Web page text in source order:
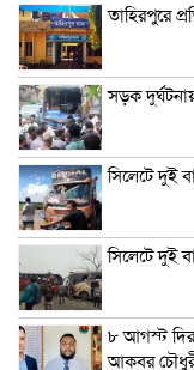
তাহিরপুরে
সড়ক
সিলেটে দুই
সিলেটে দুই
৮ আগস্ট
আকবর